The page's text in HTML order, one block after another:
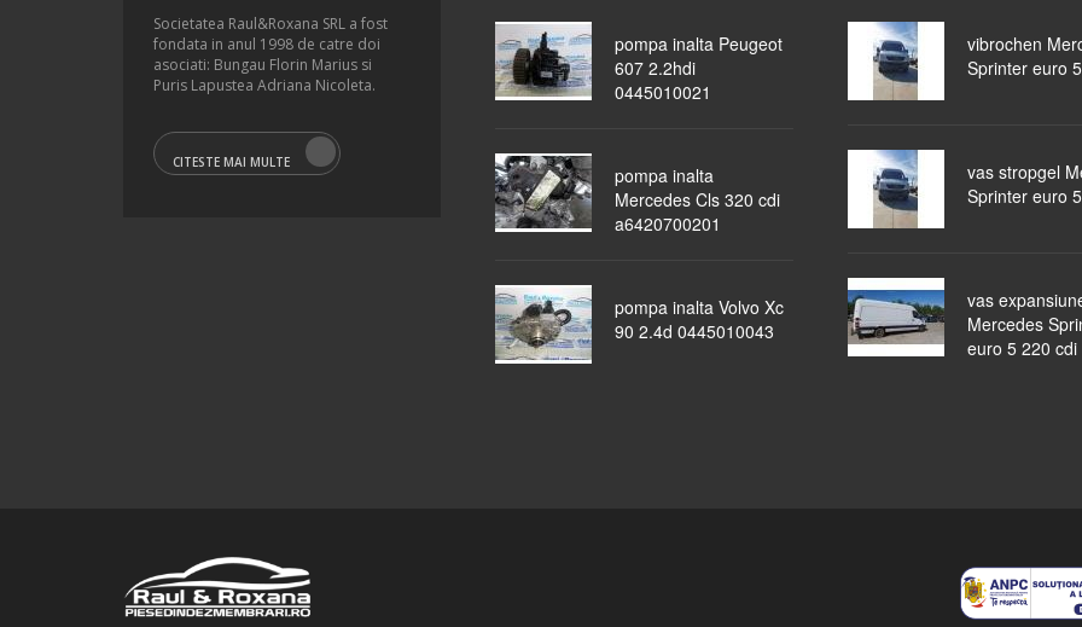
Societatea Raul&Roxana SRL a fost
fondata in anul 1998 de catre doi
asociati: Bungau Florin Marius si
Puris Lapustea Adriana Nicoleta.
CITESTE MAI MULTE
pompa inalta Peugeot
607 2.2hdi
0445010021
pompa inalta
Mercedes Cls 320 cdi
a6420700201
pompa inalta Volvo Xc
90 2.4d 0445010043
vibrochen
Sprinter euro
vas stropgel
Sprinter euro
vas
Mercedes
euro 5 220 cdi